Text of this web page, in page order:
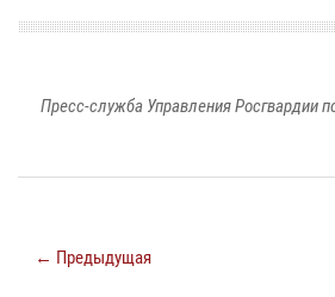
Пресс-служба Управления Росгвардии
← Предыдущая